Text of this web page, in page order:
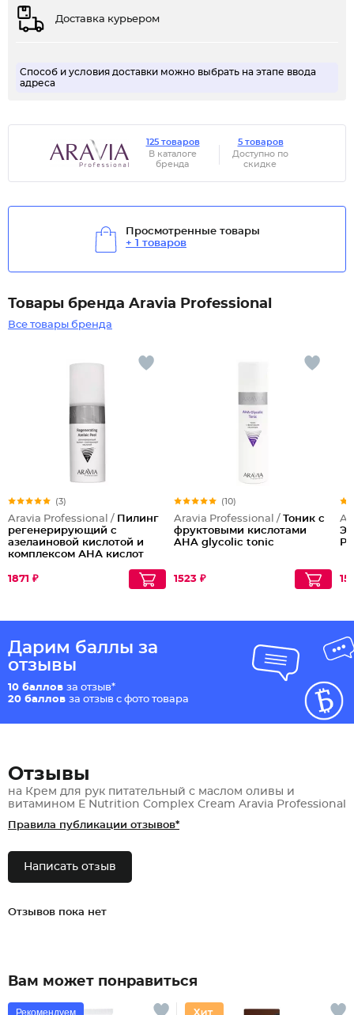
Доставка курьером
Способ и условия доставки можно выбрать на этапе ввода
адреса
125 товаров
В каталоге
бренда
5 товаров
Доступно по
скидке
Просмотренные товары
+ 1 товаров
Товары бренда Aravia Professional
Все товары бренда
(3)
Aravia Professional / Пилинг
регенерирующий с
азелаиновой кислотой и
комплексом АНА кислот
1871 ₽
(10)
Aravia Professional / Тоник с
фруктовыми кислотами
AHA glycolic tonic
1523 ₽
Дарим баллы за
отзывы
10 баллов за отзыв*
20 баллов за отзыв с фото товара
Отзывы
на Крем для рук питательный с маслом оливы и
витамином Е Nutrition Complex Cream Aravia Professional
Правила публикации отзывов*
Написать отзыв
Отзывов пока нет
Вам может понравиться
Рекомендуем